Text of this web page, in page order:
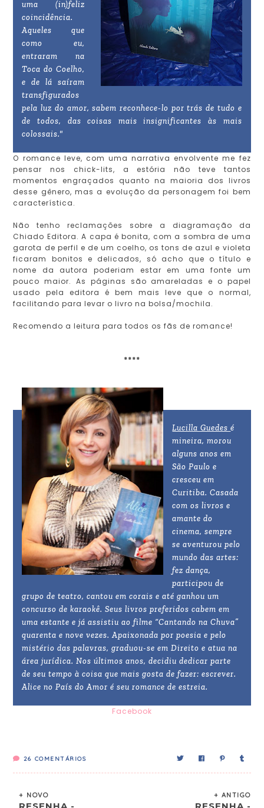
uma (in)feliz
coincidência.
Aqueles que
como eu,
entraram na
Toca do Coelho,
e de lá saíram
transfigurados
pela luz do amor, sabem reconhece-lo por trás de tudo e
de todos, das coisas mais insignificantes às mais
colossais."
O romance leve, com uma narrativa envolvente me fez
pensar nos chick-lits, a estória não teve tantos
momentos engraçados quanto na maioria dos livros
desse gênero, mas a evolução da personagem foi bem
característica.
Não tenho reclamações sobre a diagramação da
Chiado Editora. A capa é bonita, com a sombra de uma
garota de perfil e de um coelho, os tons de azul e violeta
ficaram bonitos e delicados, só acho que o título e
nome da autora poderiam estar em uma fonte um
pouco maior. As páginas são amareladas e o papel
usado pela editora é bem mais leve que o normal,
facilitando para levar o livro na bolsa/mochila.
Recomendo a leitura para todos os fãs de romance!
****
Lucilla Guedesé
mineira, morou
alguns anos em
São Paulo e
cresceu em
Curitiba. Casada
com os livros e
amante do
cinema, sempre
se aventurou pelo
mundo das artes:
fez dança,
participou de
grupo de teatro, cantou em corais e até ganhou um
concurso de karaokê. Seus livros preferidos cabem em
uma estante e já assistiu ao filme “Cantando na Chuva”
quarenta e nove vezes. Apaixonada por poesia e pelo
mistério das palavras, graduou-se em Direito e atua na
área jurídica. Nos últimos anos, decidiu dedicar parte
de seu tempo à coisa que mais gosta de fazer: escrever.
Alice no País do Amor é seu romance de estreia.
Facebook
26 COMENTÁRIOS
+ NOVO + ANTIGO